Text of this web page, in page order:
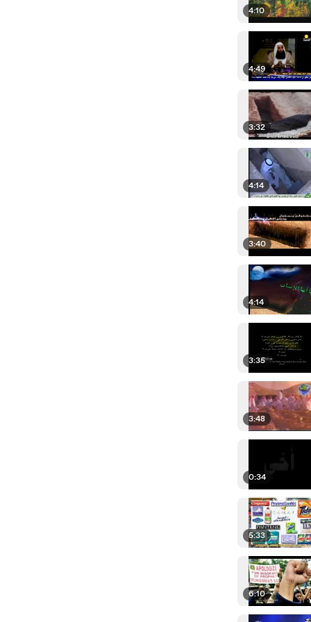
4:10
4:49
3:32
4:14
3:40
4:14
3:35
3:48
0:34
5:33
6:10